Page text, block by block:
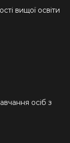
вищої освіти
осіб з